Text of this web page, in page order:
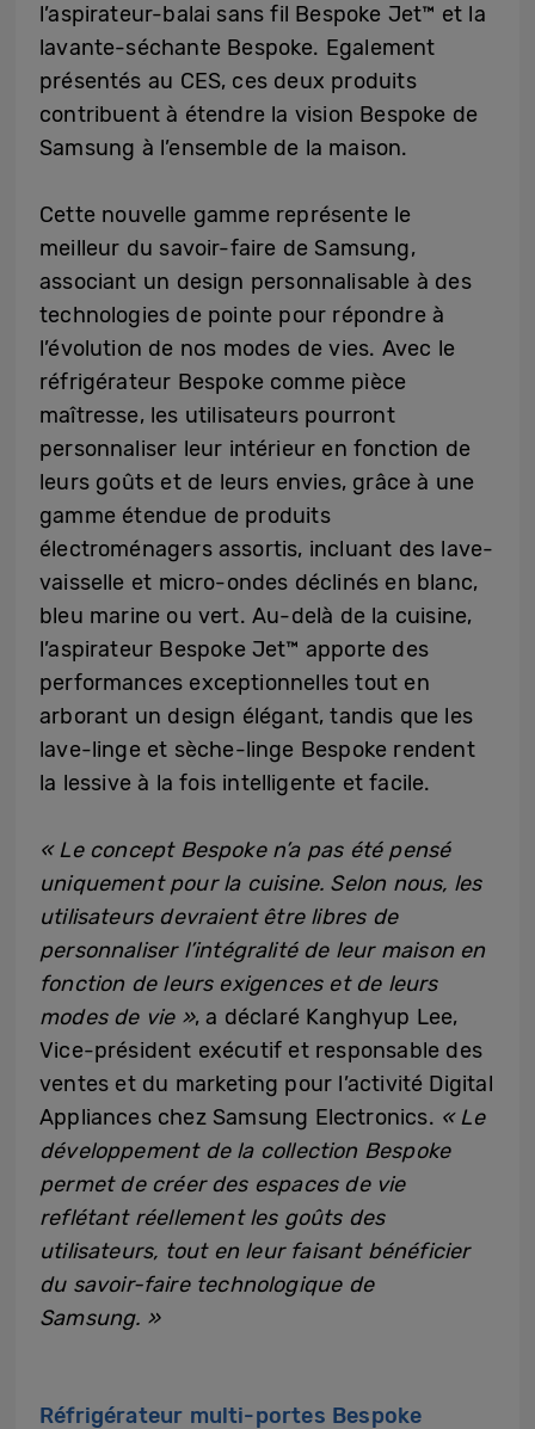
l’aspirateur-balai sans fil Bespoke Jet™ et la
lavante-séchante Bespoke. Egalement
présentés au CES, ces deux produits
contribuent à étendre la vision Bespoke de
Samsung à l’ensemble de la maison.
Cette nouvelle gamme représente le
meilleur du savoir-faire de Samsung,
associant un design personnalisable à des
technologies de pointe pour répondre à
l’évolution de nos modes de vies. Avec le
réfrigérateur Bespoke comme pièce
maîtresse, les utilisateurs pourront
personnaliser leur intérieur en fonction de
leurs goûts et de leurs envies, grâce à une
gamme étendue de produits
électroménagers assortis, incluant des lave-
vaisselle et micro-ondes déclinés en blanc,
bleu marine ou vert. Au-delà de la cuisine,
l’aspirateur Bespoke Jet™ apporte des
performances exceptionnelles tout en
arborant un design élégant, tandis que les
lave-linge et sèche-linge Bespoke rendent
la lessive à la fois intelligente et facile.
« Le concept Bespoke n’a pas été pensé
uniquement pour la cuisine. Selon nous, les
utilisateurs devraient être libres de
personnaliser l’intégralité de leur maison en
fonction de leurs exigences et de leurs
modes de vie », a déclaré Kanghyup Lee,
Vice-président exécutif et responsable des
ventes et du marketing pour l’activité Digital
Appliances chez Samsung Electronics. « Le
développement de la collection Bespoke
permet de créer des espaces de vie
reflétant réellement les goûts des
utilisateurs, tout en leur faisant bénéficier
du savoir-faire technologique de
Samsung. »
Réfrigérateur multi-portes Bespoke